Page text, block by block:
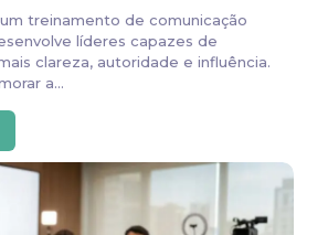
treinamento de comunicação
líderes capazes de
clareza, autoridade e influência.
a...